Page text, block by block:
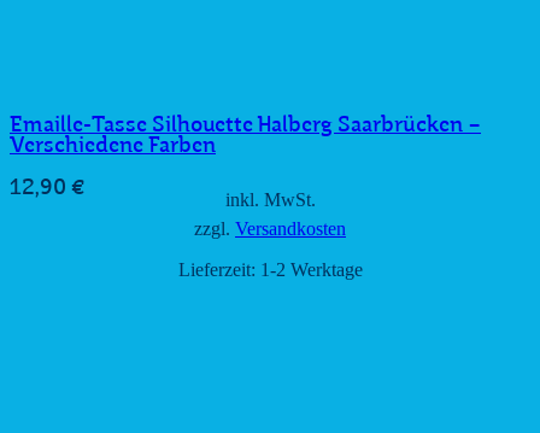
Emaille-Tasse Silhouette Halberg Saarbrücken –
Verschiedene Farben
12,90 €
inkl. MwSt.
zzgl. Versandkosten
Lieferzeit: 1-2 Werktage